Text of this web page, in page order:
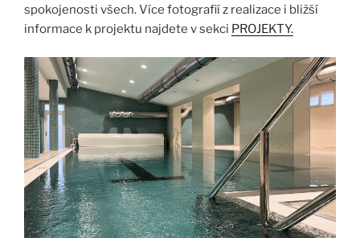
spokojenosti všech. Více fotografií z realizace i bližší
informace k projektu najdete v sekci PROJEKTY.